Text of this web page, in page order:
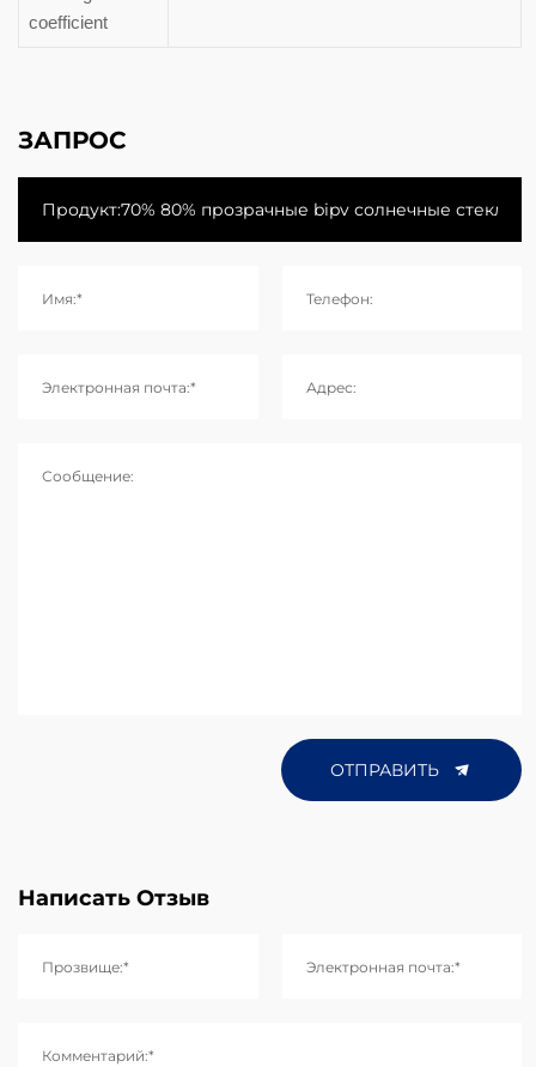
coefficient
ЗАПРОС
Имя:* Телефон:
Электронная почта:* Адрес:
Сообщение:
ОТПРАВИТЬ
Написать Отзыв
Прозвище:* Электронная почта:*
Комментарий:*